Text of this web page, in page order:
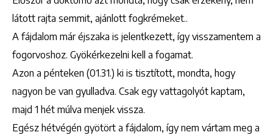
látott rajta semmit, ajánlott fogkrémeket..
A fájdalom már éjszaka is jelentkezett, így visszamentem a
fogorvoshoz. Gyökérkezelni kell a fogamat.
Azon a pénteken (01.31.) ki is tisztított, mondta, hogy
nagyon be van gyulladva. Csak egy vattagolyót kaptam,
majd 1 hét múlva menjek vissza.
Egész hétvégén gyötört a fájdalom, így nem vártam meg a